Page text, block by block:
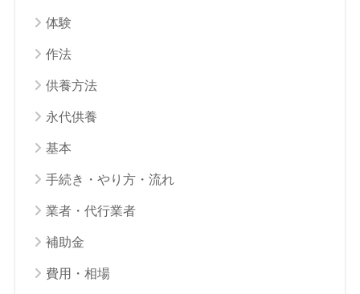
体験
作法
供養方法
永代供養
基本
手続き・やり方・流れ
業者・代行業者
補助金
費用・相場